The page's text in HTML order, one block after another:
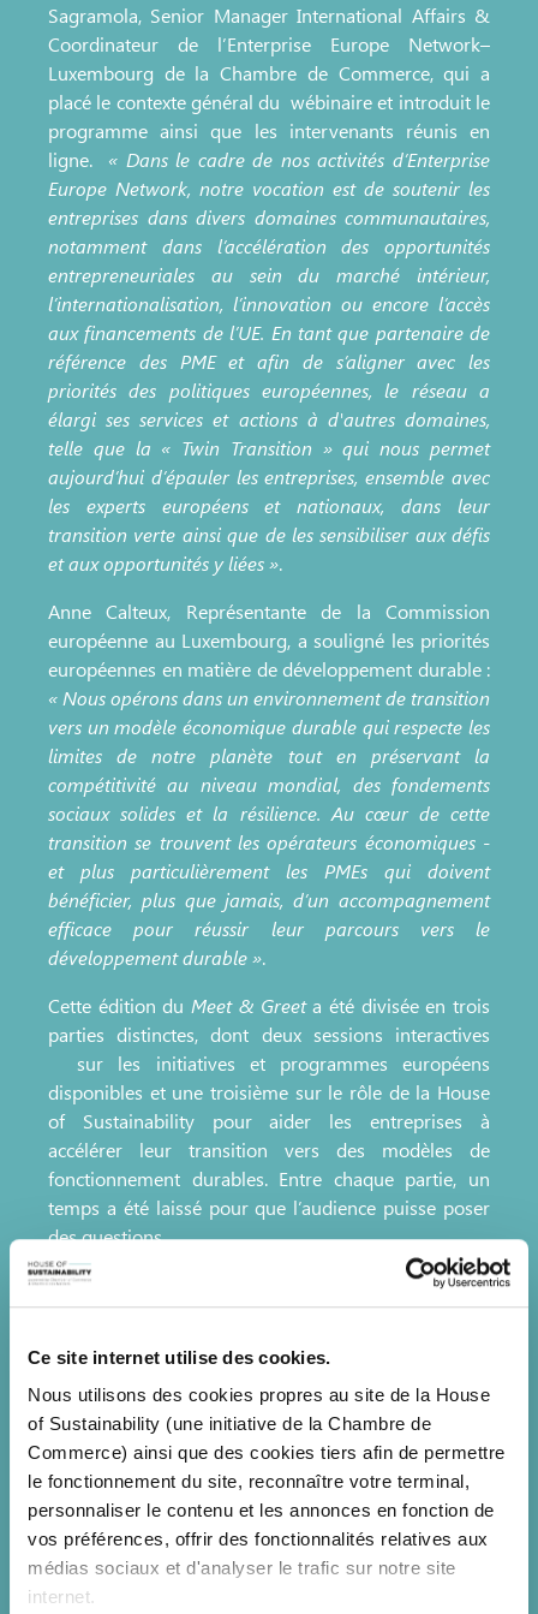
Ce site internet utilise des cookies.
Nous utilisons des cookies propres au site de la House
of Sustainability (une initiative de la Chambre de
Commerce) ainsi que des cookies tiers afin de permettre
le fonctionnement du site, reconnaître votre terminal,
personnaliser le contenu et les annonces en fonction de
vos préférences, offrir des fonctionnalités relatives aux
médias sociaux et d'analyser le trafic sur notre site
internet.
Sagramola, Senior Manager International Affairs &
Coordinateur de l’Enterprise Europe Network–
Luxembourg de la Chambre de Commerce, qui a
placé le contexte général du wébinaire et introduit le
programme ainsi que les intervenants réunis en
ligne. « Dans le cadre de nos activités d’Enterprise
Europe Network, notre vocation est de soutenir les
entreprises dans divers domaines communautaires,
notamment dans l’accélération des opportunités
entrepreneuriales au sein du marché intérieur,
l’internationalisation, l’innovation ou encore l’accès
aux financements de l’UE. En tant que partenaire de
référence des PME et afin de s’aligner avec les
priorités des politiques européennes, le réseau a
élargi ses services et actions à d'autres domaines,
telle que la « Twin Transition » qui nous permet
aujourd’hui d’épauler les entreprises, ensemble avec
les experts européens et nationaux, dans leur
transition verte ainsi que de les sensibiliser aux défis
et aux opportunités y liées ».
Anne Calteux, Représentante de la Commission
européenne au Luxembourg, a souligné les priorités
européennes en matière de développement durable :
« Nous opérons dans un environnement de transition
vers un modèle économique durable qui respecte les
limites de notre planète tout en préservant la
compétitivité au niveau mondial, des fondements
sociaux solides et la résilience. Au cœur de cette
transition se trouvent les opérateurs économiques -
et plus particulièrement les PMEs qui doivent
bénéficier, plus que jamais, d’un accompagnement
efficace pour réussir leur parcours vers le
développement durable ».
Cette édition du Meet & Greeta été divisée en trois
parties distinctes, dont deux sessions interactives
sur les initiatives et programmes européens
disponibles et une troisième sur le rôle de la House
of Sustainability pour aider les entreprises à
accélérer leur transition vers des modèles de
fonctionnement durables. Entre chaque partie, un
temps a été laissé pour que l’audience puisse poser
des questions.
La première session présentant les nombreuses
initiatives de la Commission européenne pour
fortement appréciée grâce à la multitude de projets
communautaires en cours présentés par Linda
Perina, Policy Assistant, Climate, Energy and
Sustainable Development auprès de la Direction
Générale du Marché intéreur, de l’Industrie, de
l’Entrepreneuriat et des PME. Afin de pouvoir
poursuivre les priorités du Green reporting, de
l’efficacité énergétique, de la circularité ainsi que la
durabilité sociale, la Commission a mis en place